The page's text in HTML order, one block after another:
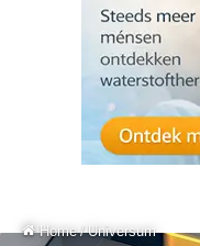
Home / Universum